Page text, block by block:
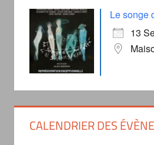
Le songe
13
CALENDRIER DES